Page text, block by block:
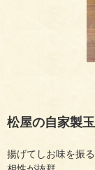
松屋の自家製
揚げてしお味を振